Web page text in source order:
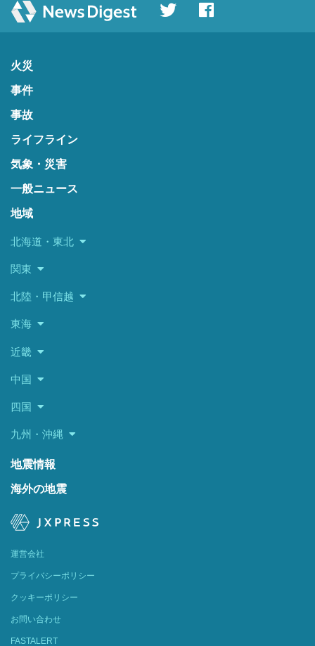
火災
事件
事故
ライフライン
気象・災害
一般ニュース
地域
北海道・東北
関東
北陸・甲信越
東海
近畿
中国
四国
九州・沖縄
地震情報
海外の地震
運営会社
プライバシーポリシー
クッキーポリシー
お問い合わせ
FASTALERT